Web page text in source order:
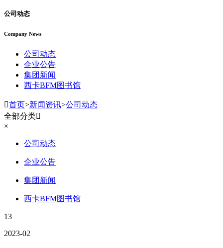
公司动态
Company News
公司动态
企业公告
集团新闻
西卡BFM图书馆
首页>新闻资讯>公司动态
全部分类
×
公司动态
企业公告
集团新闻
西卡BFM图书馆
13
2023-02